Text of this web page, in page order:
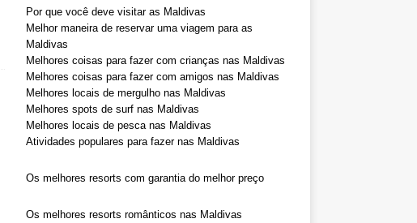
Por que você deve visitar as Maldivas
Melhor maneira de reservar uma viagem para as
Maldivas
Melhores coisas para fazer com crianças nas Maldivas
Melhores coisas para fazer com amigos nas Maldivas
Melhores locais de mergulho nas Maldivas
Melhores spots de surf nas Maldivas
Melhores locais de pesca nas Maldivas
Atividades populares para fazer nas Maldivas
Os melhores resorts com garantia do melhor preço
Os melhores resorts românticos nas Maldivas